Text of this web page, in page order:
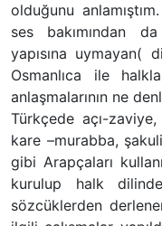
olduğunu
ses bakımından
yapısına uymayan(
Osmanlıca ile
anlaşmalarının ne
Türkçede açı-
kare –murabba,
gibi Arapçaları
kurulup halk
sözcüklerden